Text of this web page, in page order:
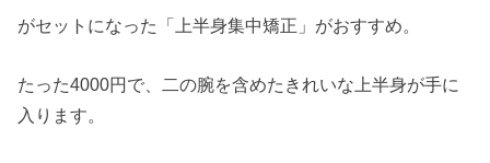
がセットになった「上半身集中矯正」がおすすめ。
たった4000円で、二の腕を含めたきれいな上半身が手に
入ります。